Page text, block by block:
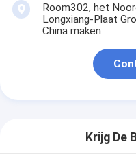
Room302, het
Longxiang-Plaat
China maken
Krijg De